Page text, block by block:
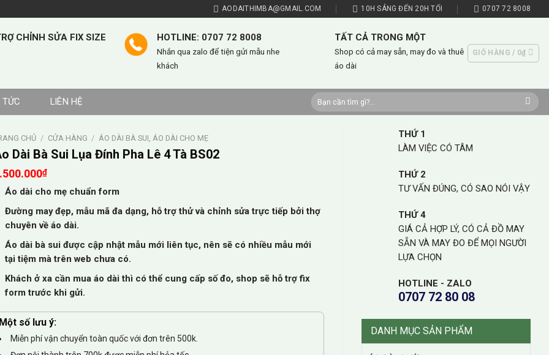
AODAITHIMBA@GMAIL.COM 10H SÁNG ĐẾN 20H TỐI 0707 72 8008
CHỈNH SỬA FIX SIZE HOTLINE: 0707 72 8008
Nhắn qua zalo để tiện gửi mẫu nhe
khách
TẤT CẢ TRONG MỘT
Shop có cả may sẵn, may đo và thuê
áo dài
GIỎ HÀNG / 0₫
LIÊN HỆ
Tìm
kiếm:
THỨ 1
LÀM VIỆC CÓ TÂM
THỨ 2
TƯ VẤN ĐÚNG, CÓ SAO NÓI VẬY
THỨ 4
GIÁ CẢ HỢP LÝ, CÓ CẢ ĐỒ MAY
SẴN VÀ MAY ĐO ĐỂ MỌI NGƯỜI
LỰA CHỌN
HOTLINE - ZALO
0707 72 80 08
DANH MỤC SẢN PHẨM
CHỦ / CỬA HÀNG / ÁO DÀI BÀ SUI, ÁO DÀI CHO MẸ
Dài Bà Sui Lụa Đính Pha Lê 4 Tà BS02
₫
Áo dài cho mẹ chuẩn form
Đường may đẹp, mẫu mã đa dạng, hỗ trợ thử và chỉnh sửa trực tiếp bởi thợ
chuyên về áo dài.
Áo dài bà sui được cập nhật mẫu mới liên tục, nên sẽ có nhiều mẫu mới
tại tiệm mà trên web chưa có.
Khách ở xa cần mua áo dài thì có thể cung cấp số đo, shop sẽ hỗ trợ fix
form trước khi gửi.
Một số lưu ý:
Miễn phí vận chuyển toàn quốc với đơn trên 500k.